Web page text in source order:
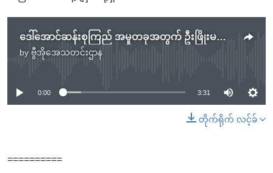
ဒေါ်အောင်ဆန်းစုကြည် အမှုတခုအတွက် ဦးဖြိုးမင်းသိန်းနဲ့ ဒေါ်နီလာကျော် သက်သေထွက်ဖို့ရှိ
by ဗွီအိုအေသတင်းဌာန
No media source currently available
0:00 3:31
တိုက်ရိုက် လင့်ခ်
==========